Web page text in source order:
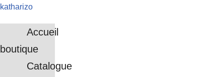
contenu
katharizo
Accueil
boutique
Catalogue